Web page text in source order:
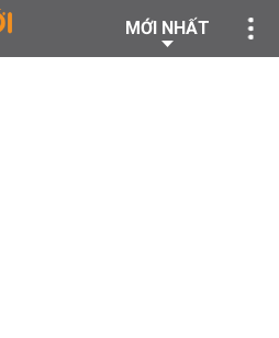
MỚI NHẤT